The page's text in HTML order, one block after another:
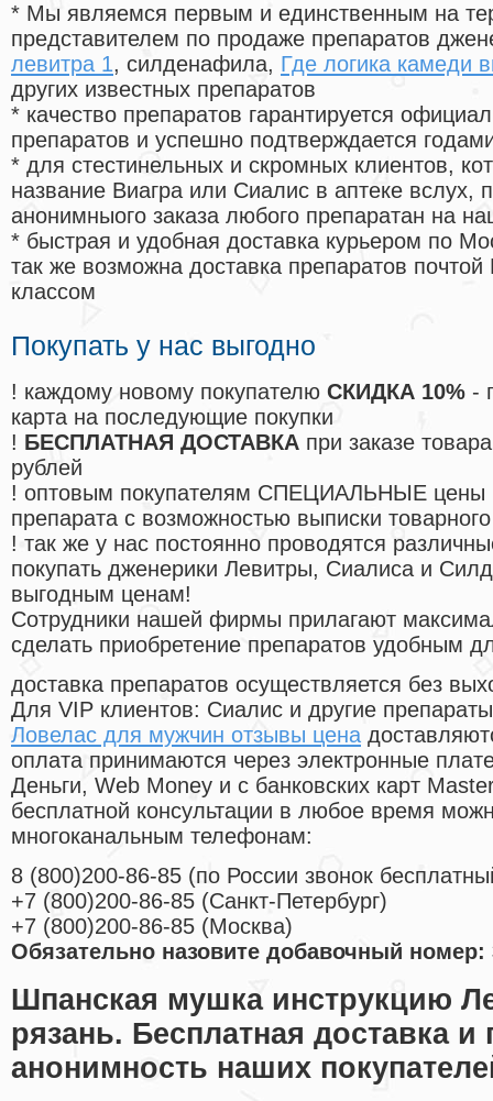
* Мы являемся первым и единственным на
представителем по продаже препаратов
левитра 1, силденафила, Где логика камеди
других известных препаратов
* качество препаратов гарантируется
препаратов и успешно подтверждается
* для стестинельных и скромных клиентов,
название Виагра или Сиалис в аптеке вслух,
анонимныого заказа любого препаратан на
* быстрая и удобная доставка курьером по
так же возможна доставка препаратов
классом
Покупать у нас выгодно
! каждому новому покупателю СКИДКА 10% -
карта на последующие покупки
! БЕСПЛАТНАЯ ДОСТАВКА при заказе
рублей
! оптовым покупателям СПЕЦИАЛЬНЫЕ цены
препарата с возможностью выписки
! так же у нас постоянно проводятся
покупать дженерики Левитры, Сиалиса и
выгодным ценам!
Cотрудники нашей фирмы прилагают
сделать приобретение препаратов удобным
доставка препаратов осуществляется без
Для VIP клиентов: Сиалис и другие
Ловелас для мужчин отзывы цена
оплата принимаются через электронные
Деньги, Web Money и с банковских карт
бесплатной консультации в любое время
многоканальным телефонам:
8 (800)200-86-85 (по России звонок
+7 (800)200-86-85 (Санкт-Петербург)
+7 (800)200-86-85 (Москва)
Обязательно назовите добавочный номер:
Шпанская мушка инструкцию
рязань. Бесплатная доставка и
анонимность наших